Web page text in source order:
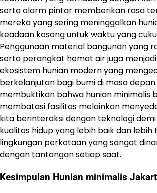
serta alarm pintar memberikan rasa
mereka yang sering meninggalkan
keadaan kosong untuk waktu yang
Penggunaan material bangunan yang
serta perangkat hemat air juga
ekosistem hunian modern yang
berkelanjutan bagi bumi di masa
membuktikan bahwa hunian minimalis
membatasi fasilitas melainkan
kita berinteraksi dengan teknologi
kualitas hidup yang lebih baik dan
lingkungan perkotaan yang sangat
dengan tantangan setiap saat.
Kesimpulan Hunian minimalis